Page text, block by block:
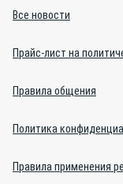
Все новости
Прайс-лист на
Правила общения
Политика
Правила применения